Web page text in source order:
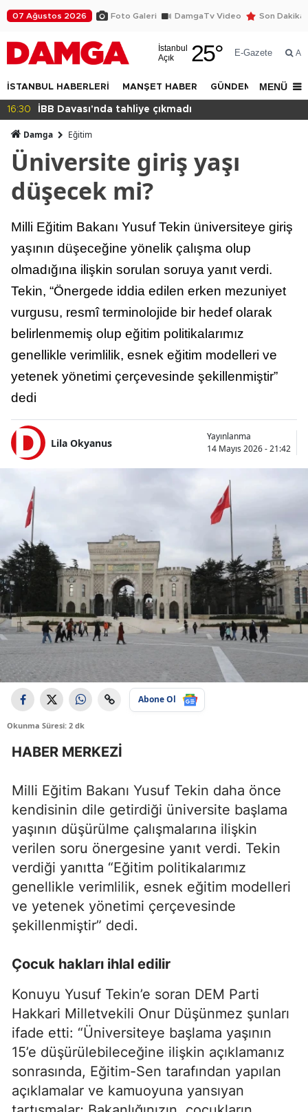
07 Ağustos 2026 Foto Galeri DamgaTv Video Son Dakika
İstanbul
Açık
25° E-Gazete Ara
İSTANBUL HABERLERİ MANŞET HABER GÜNDEM DÜNYA
MENÜ
14:32 Beylikdüzü Yakuplu'da daralan sokak
Damga Eğitim
Üniversite giriş yaşı
düşecek mi?
Milli Eğitim Bakanı Yusuf Tekin üniversiteye giriş
yaşının düşeceğine yönelik çalışma olup
olmadığına ilişkin sorulan soruya yanıt verdi.
Tekin, “Önergede iddia edilen erken mezuniyet
vurgusu, resmî terminolojide bir hedef olarak
belirlenmemiş olup eğitim politikalarımız
genellikle verimlilik, esnek eğitim modelleri ve
yetenek yönetimi çerçevesinde şekillenmiştir”
dedi
Lila Okyanus
Yayınlanma
14 Mayıs 2026 - 21:42
Abone Ol
Okunma Süresi: 2 dk
HABER MERKEZİ
Milli Eğitim Bakanı Yusuf Tekin daha önce
kendisinin dile getirdiği üniversite başlama
yaşının düşürülme çalışmalarına ilişkin
verilen soru önergesine yanıt verdi. Tekin
verdiği yanıtta “Eğitim politikalarımız
genellikle verimlilik, esnek eğitim modelleri
ve yetenek yönetimi çerçevesinde
şekillenmiştir” dedi.
Çocuk hakları ihlal edilir
Konuyu Yusuf Tekin’e soran DEM Parti
Hakkari Milletvekili Onur Düşünmez şunları
ifade etti: “Üniversiteye başlama yaşının
15’e düşürülebileceğine ilişkin açıklamanız
sonrasında, Eğitim-Sen tarafından yapılan
açıklamalar ve kamuoyuna yansıyan